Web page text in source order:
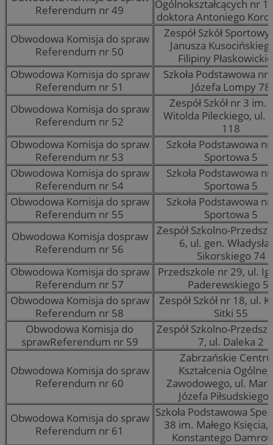
Referendum nr 49
Ogólnokształcących nr
doktora Antoniego
Obwodowa Komisja do spraw
Referendum nr 50
Zespół Szkół
Janusza
Filipiny
Obwodowa Komisja do spraw
Referendum nr 51
Szkoła Podstawowa nr
Józefa Lompy 78
Obwodowa Komisja do spraw
Referendum nr 52
Zespół Szkół nr 3 im.
Witolda Pileckiego, ul.
118
Obwodowa Komisja do spraw
Referendum nr 53
Szkoła Podstawowa
Sportowa 5
Obwodowa Komisja do spraw
Referendum nr 54
Szkoła Podstawowa
Sportowa 5
Obwodowa Komisja do spraw
Referendum nr 55
Szkoła Podstawowa
Sportowa 5
Obwodowa Komisja dospraw
Referendum nr 56
Zespół Szkolno-
6, ul. gen.
Sikorskiego 74
Obwodowa Komisja do spraw
Referendum nr 57
Przedszkole nr 29, ul.
Paderewskiego
Obwodowa Komisja do spraw
Referendum nr 58
Zespół Szkół nr 18, ul.
Sitki 55
Obwodowa Komisja do
sprawReferendum nr 59
Zespół Szkolno-
7, ul. Daleka 2
Obwodowa Komisja do spraw
Referendum nr 60
Zabrzańskie
Kształcenia
Zawodowego, ul.
Józefa Piłsudskiego
Obwodowa Komisja do spraw
Referendum nr 61
Szkoła Podstawowa
38 im. Małego Księcia,
Konstantego